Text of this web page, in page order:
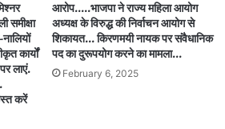
समीक्षा
कार्यों
लाएं.
करें
आरोप…..भाजपा ने राज्य महिला आयोग
अध्यक्ष के विरुद्ध की निर्वाचन आयोग से
शिकायत… किरणमयी नायक पर संवैधानिक
पद का दुरूपयोग करने का मामला…
February 6, 2025